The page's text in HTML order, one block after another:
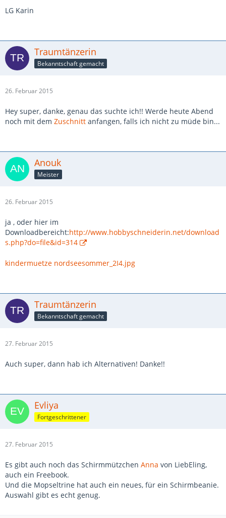
LG Karin
Traumtänzerin
Bekanntschaft gemacht
26. Februar 2015
Hey super, danke, genau das suchte ich!! Werde heute Abend
noch mit dem Zuschnitt anfangen, falls ich nicht zu müde bin...
Anouk
Meister
26. Februar 2015
ja , oder hier im
Downloadbereicht:http://www.hobbyschneiderin.net/download
s.php?do=file&id=314
kindermuetze nordseesommer_2I4.jpg
Traumtänzerin
Bekanntschaft gemacht
27. Februar 2015
Auch super, dann hab ich Alternativen! Danke!!
Evliya
Fortgeschrittener
27. Februar 2015
Es gibt auch noch das Schirmmützchen Anna von LiebEling,
auch ein Freebook.
Und die Mopseltrine hat auch ein neues, für ein Schirmbeanie.
Auswahl gibt es echt genug.